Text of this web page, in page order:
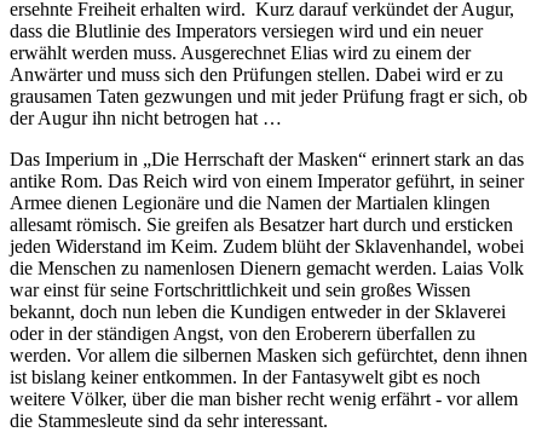
ersehnte Freiheit erhalten wird. Kurz darauf verkündet der Augur,
dass die Blutlinie des Imperators versiegen wird und ein neuer
erwählt werden muss. Ausgerechnet Elias wird zu einem der
Anwärter und muss sich den Prüfungen stellen. Dabei wird er zu
grausamen Taten gezwungen und mit jeder Prüfung fragt er sich, ob
der Augur ihn nicht betrogen hat …
Das Imperium in „Die Herrschaft der Masken“ erinnert stark an das
antike Rom. Das Reich wird von einem Imperator geführt, in seiner
Armee dienen Legionäre und die Namen der Martialen klingen
allesamt römisch. Sie greifen als Besatzer hart durch und ersticken
jeden Widerstand im Keim. Zudem blüht der Sklavenhandel, wobei
die Menschen zu namenlosen Dienern gemacht werden. Laias Volk
war einst für seine Fortschrittlichkeit und sein großes Wissen
bekannt, doch nun leben die Kundigen entweder in der Sklaverei
oder in der ständigen Angst, von den Eroberern überfallen zu
werden. Vor allem die silbernen Masken sich gefürchtet, denn ihnen
ist bislang keiner entkommen. In der Fantasywelt gibt es noch
weitere Völker, über die man bisher recht wenig erfährt - vor allem
die Stammesleute sind da sehr interessant.